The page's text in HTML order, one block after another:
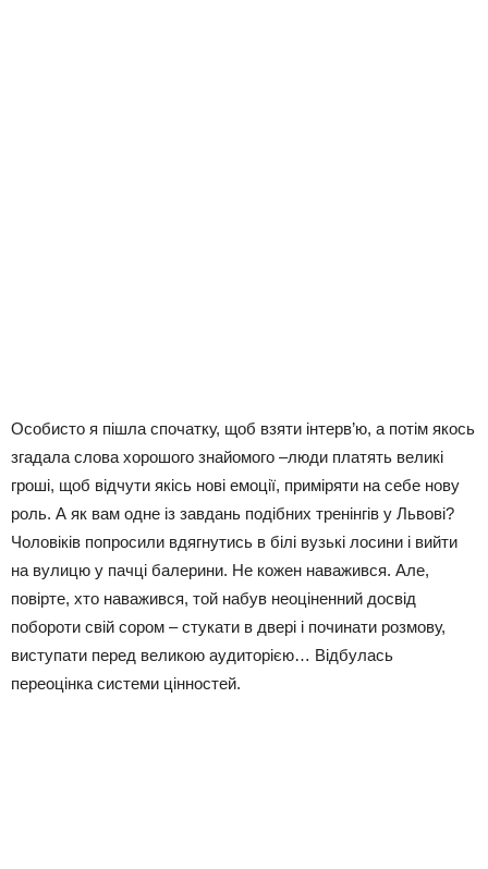
Особисто я пішла спочатку, щоб взяти інтерв’ю, а потім якось
згадала слова хорошого знайомого –люди платять великі
гроші, щоб відчути якісь нові емоції, приміряти на себе нову
роль. А як вам одне із завдань подібних тренінгів у Львові?
Чоловіків попросили вдягнутись в білі вузькі лосини і вийти
на вулицю у пачці балерини. Не кожен наважився. Але,
повірте, хто наважився, той набув неоціненний досвід
побороти свій сором – стукати в двері і починати розмову,
виступати перед великою аудиторією… Відбулась
переоцінка системи цінностей.